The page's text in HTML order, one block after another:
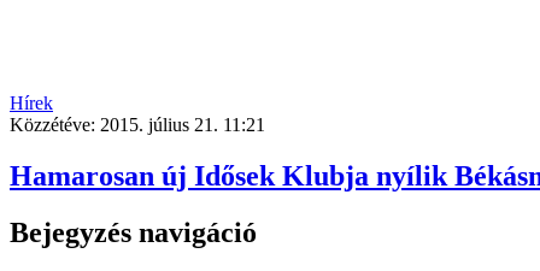
Hírek
Közzétéve: 2015. július 21. 11:21
Hamarosan új Idősek Klubja nyílik
Bejegyzés navigáció